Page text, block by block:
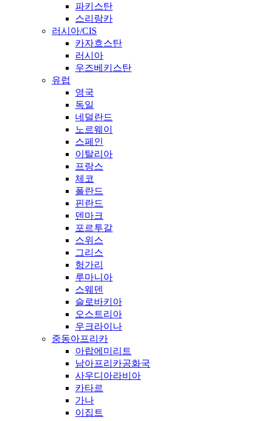
파키스탄
스리랑카
러시아/CIS
카자흐스탄
러시아
우즈베키스탄
유럽
영국
독일
네덜란드
노르웨이
스페인
이탈리아
프랑스
체코
폴란드
핀란드
덴마크
포르투갈
스위스
그리스
헝가리
루마니아
스웨덴
슬로바키아
오스트리아
우크라이나
중동아프리카
아랍에미리트
남아프리카공화국
사우디아라비아
카타르
가나
이집트